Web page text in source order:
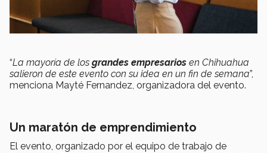
“La mayoría de los grandes empresarios en Chihuahua
salieron de este evento con su idea en un fin de semana”,
menciona Mayté Fernandez, organizadora del evento.
Un maratón de emprendimiento
El evento, organizado por el equipo de trabajo de